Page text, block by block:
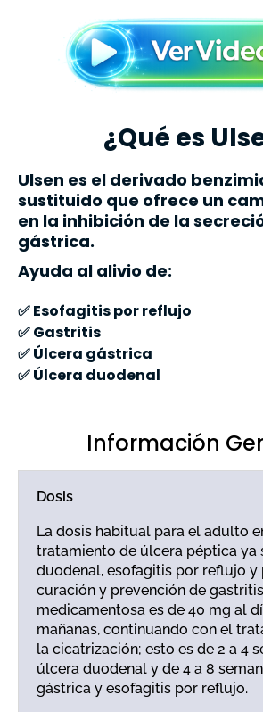
¿Qué es
Ulsen es el derivado
sustituido que ofrece un
en la inhibición de la
gástrica.
Ayuda al alivio de:
✅ Esofagitis por reflujo
✅ Gastritis
✅ Úlcera gástrica
✅ Úlcera duodenal
Información
Dosis
La dosis habitual para el adulto
tratamiento de úlcera péptica ya
duodenal, esofagitis por reflujo y
curación y prevención de gastritis
medicamentosa es de 40 mg al
mañanas, continuando con el
la cicatrización; esto es de 2 a 4
úlcera duodenal y de 4 a 8
gástrica y esofagitis por reflujo.